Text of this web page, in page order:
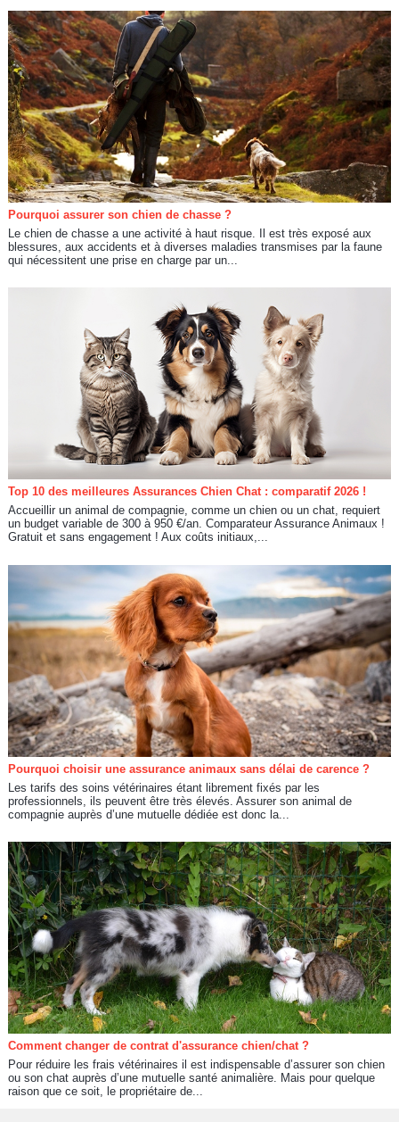
Pourquoi assurer son chien de chasse ?
Le chien de chasse a une activité à haut risque. Il est très exposé aux
blessures, aux accidents et à diverses maladies transmises par la faune
qui nécessitent une prise en charge par un...
Top 10 des meilleures Assurances Chien Chat : comparatif 2026 !
Accueillir un animal de compagnie, comme un chien ou un chat, requiert
un budget variable de 300 à 950 €/an. Comparateur Assurance Animaux !
Gratuit et sans engagement ! Aux coûts initiaux,...
Pourquoi choisir une assurance animaux sans délai de carence ?
Les tarifs des soins vétérinaires étant librement fixés par les
professionnels, ils peuvent être très élevés. Assurer son animal de
compagnie auprès d’une mutuelle dédiée est donc la...
Comment changer de contrat d'assurance chien/chat ?
Pour réduire les frais vétérinaires il est indispensable d’assurer son chien
ou son chat auprès d’une mutuelle santé animalière. Mais pour quelque
raison que ce soit, le propriétaire de...